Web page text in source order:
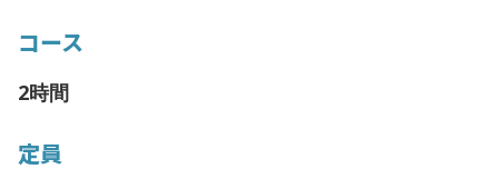
コース
2時間
定員